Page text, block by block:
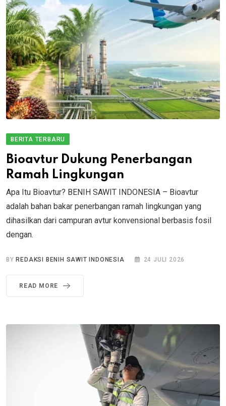
BERITA TERBARU
Bioavtur Dukung Penerbangan
Ramah Lingkungan
Apa Itu Bioavtur? BENIH SAWIT INDONESIA – Bioavtur
adalah bahan bakar penerbangan ramah lingkungan yang
dihasilkan dari campuran avtur konvensional berbasis fosil
dengan.
BYREDAKSI BENIH SAWIT INDONESIA 24 JULI 2026
READ MORE